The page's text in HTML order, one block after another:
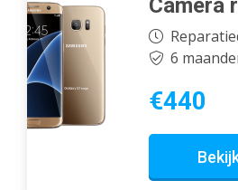
Camera
6
€440